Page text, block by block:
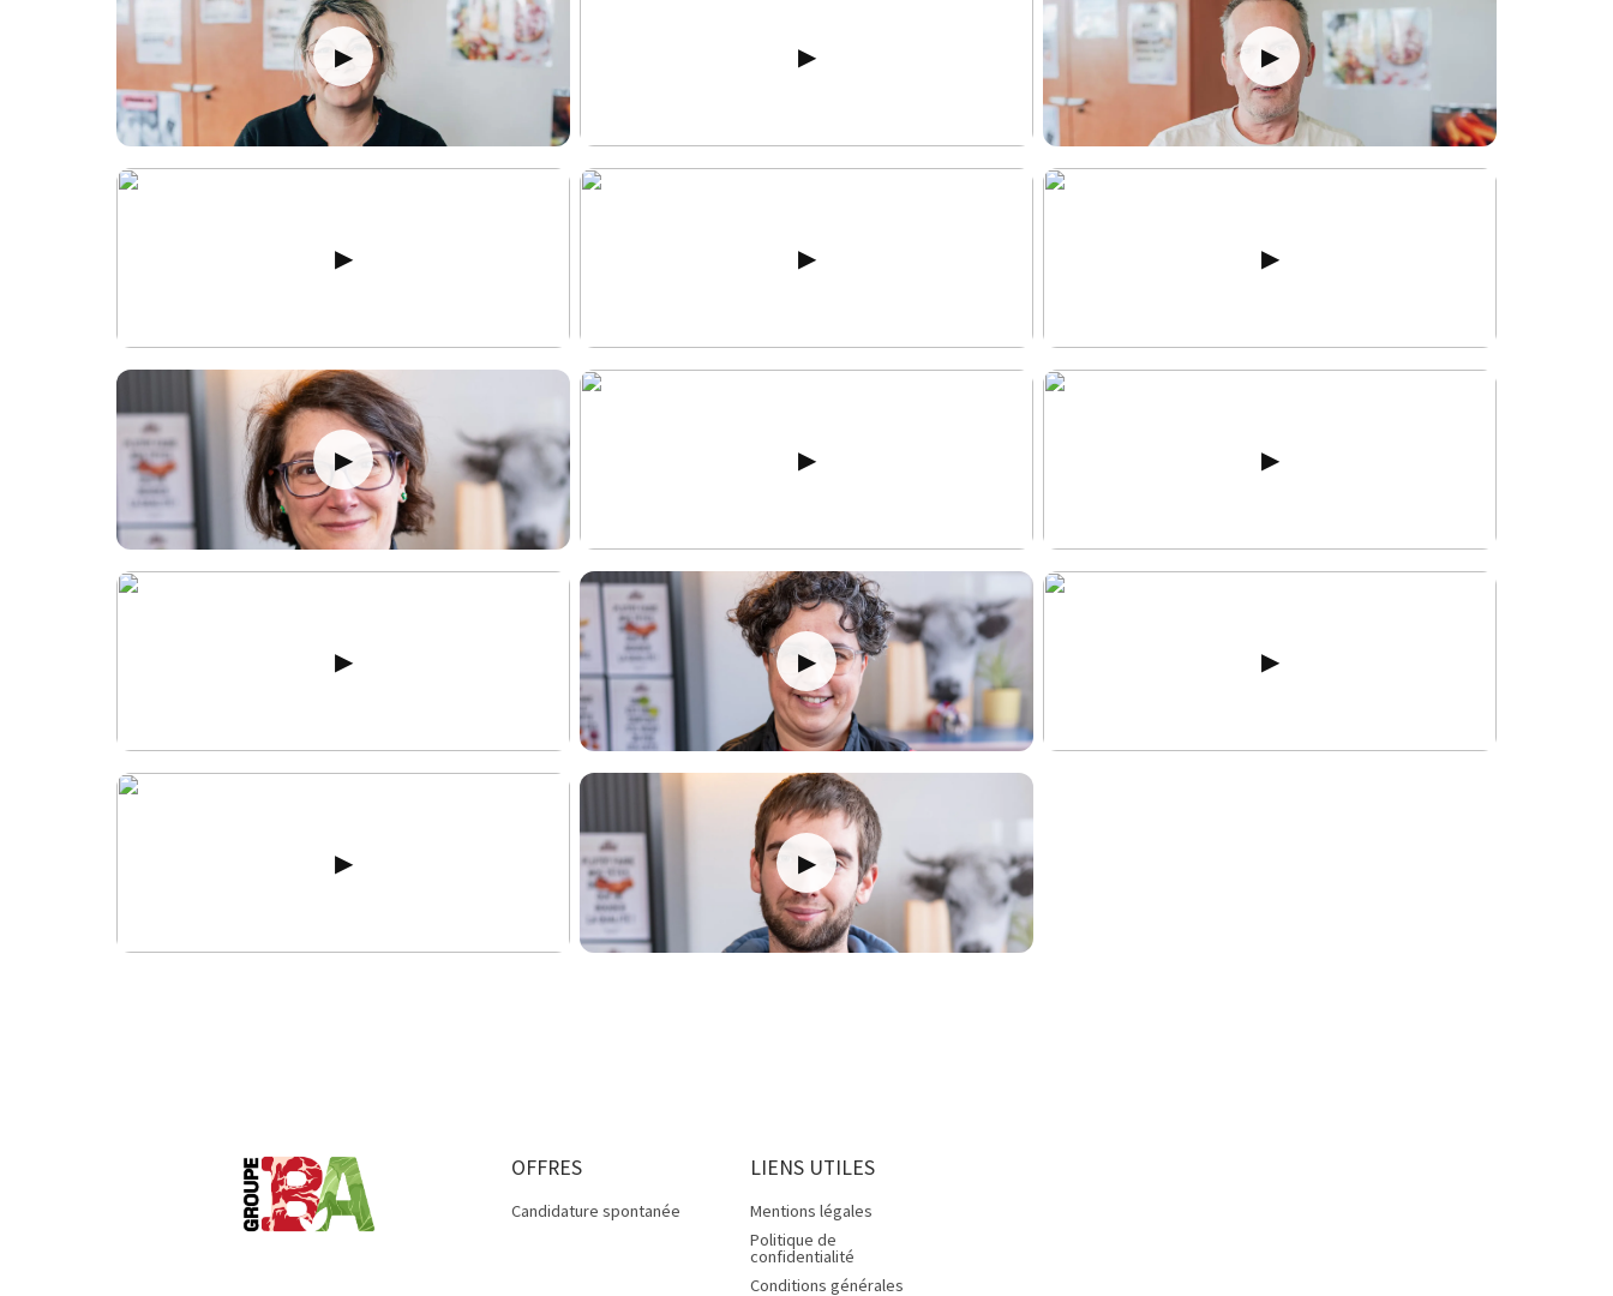
OFFRES
Candidature spontanée
LIENS UTILES
Mentions légales
Politique de
confidentialité
Conditions générales